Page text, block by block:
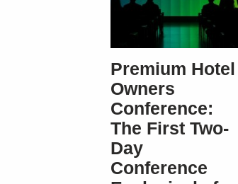
Premium Hotel
Owners
Conference:
The First Two-
Day
Conference